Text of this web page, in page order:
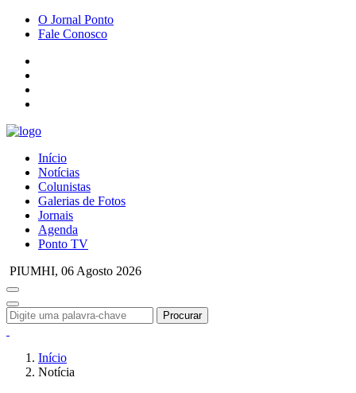
O Jornal Ponto
Fale Conosco
Início
Notícias
Colunistas
Galerias de Fotos
Jornais
Agenda
Ponto TV
PIUMHI, 06 Agosto 2026
Procurar
Início
Notícia